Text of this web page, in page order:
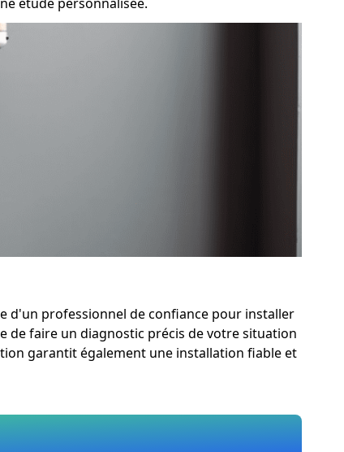
d'un professionnel de confiance pour installer
de faire un diagnostic précis de votre situation
garantit également une installation fiable et